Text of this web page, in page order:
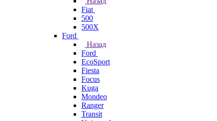
Fiat
500
500X
Ford
Назад
Ford
EcoSport
Fiesta
Focus
Kuga
Mondeo
Ranger
Transit